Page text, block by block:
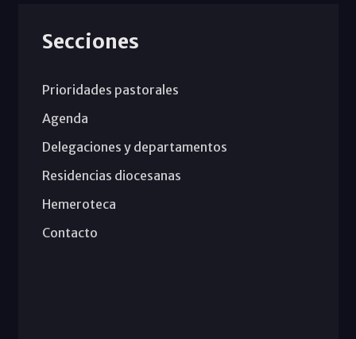
Secciones
Prioridades pastorales
Agenda
Delegaciones y departamentos
Residencias diocesanas
Hemeroteca
Contacto